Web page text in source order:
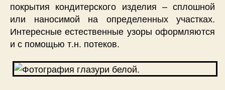
покрытия кондитерского изделия – сплошной
или наносимой на определенных участках.
Интересные естественные узоры оформляются
и с помощью т.н. потеков.